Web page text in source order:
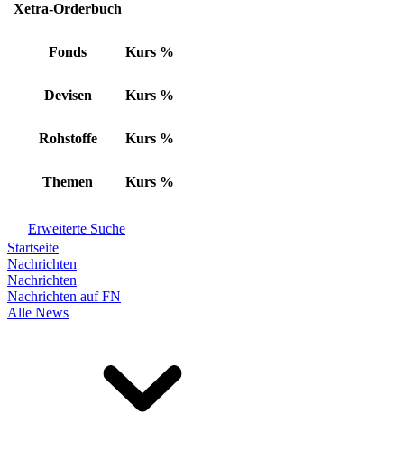
Xetra-Orderbuch
Fonds Kurs %
Devisen Kurs %
Rohstoffe Kurs %
Themen Kurs %
Erweiterte Suche
Startseite
Nachrichten
Nachrichten
Nachrichten auf FN
Alle News